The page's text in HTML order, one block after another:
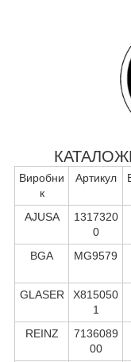
Виробни
к
Артикул
AJUSA
1317320
0
BGA
MG9579
GLASER
X815050
1
REINZ
7136089
00